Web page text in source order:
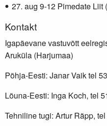
aug 9-12 Pimedate Liit
Kontakt
Igapäevane vastuvõtt
Aruküla (Harjumaa)
Põhja-Eesti: Janar Vaik tel
Lõuna-Eesti: Inga Koch, tel
Tehniline tugi: Artur Räpp,